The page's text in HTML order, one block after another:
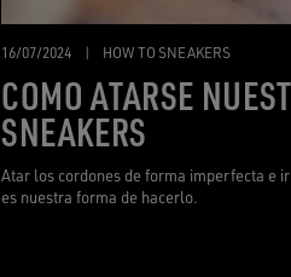
16/07/2024 | HOW TO SNEAKERS
COMO ATARSE
SNEAKERS
Atar los cordones de forma imperfecta e
es nuestra forma de hacerlo.